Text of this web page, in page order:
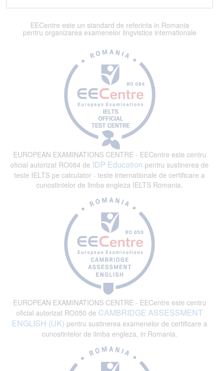
EECentre este un standard de referinta in Romania
pentru organizarea examenelor lingvistice internationale
EUROPEAN EXAMINATIONS CENTRE - EECentre este centru
oficial autorizat RO084 de IDP Education pentru sustinerea de
teste IELTS pe calculator - teste internationale de certificare a
cunostintelor de limba engleza IELTS Romania.
EUROPEAN EXAMINATIONS CENTRE - EECentre este centru
oficial autorizat RO050 de CAMBRIDGE ASSESSMENT
ENGLISH (UK) pentru sustinerea examenelor de certificare a
cunostintelor de limba engleza, in Romania.